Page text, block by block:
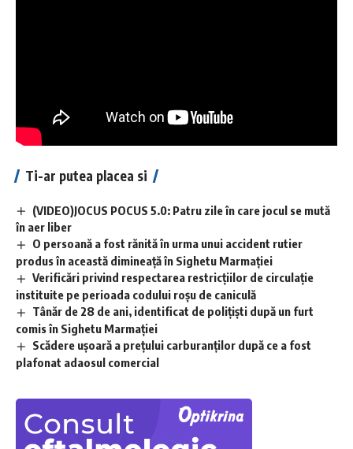
Ti-ar putea placea si
(VIDEO)JOCUS POCUS 5.0: Patru zile în care jocul se mută
în aer liber
O persoană a fost rănită în urma unui accident rutier
produs în această dimineață în Sighetu Marmației
Verificări privind respectarea restricțiilor de circulație
instituite pe perioada codului roșu de caniculă
Tânăr de 28 de ani, identificat de polițiști după un furt
comis în Sighetu Marmației
Scădere ușoară a prețului carburanților după ce a fost
plafonat adaosul comercial